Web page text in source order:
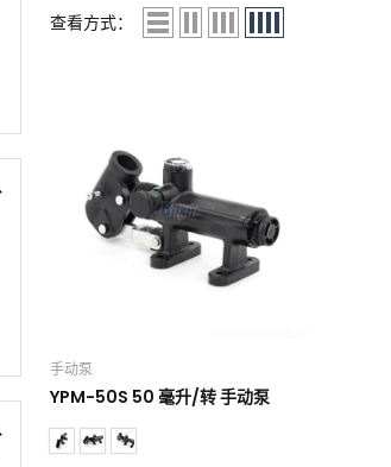
查看方式：
手动泵
YPM-50S 50 毫升/转 手动泵